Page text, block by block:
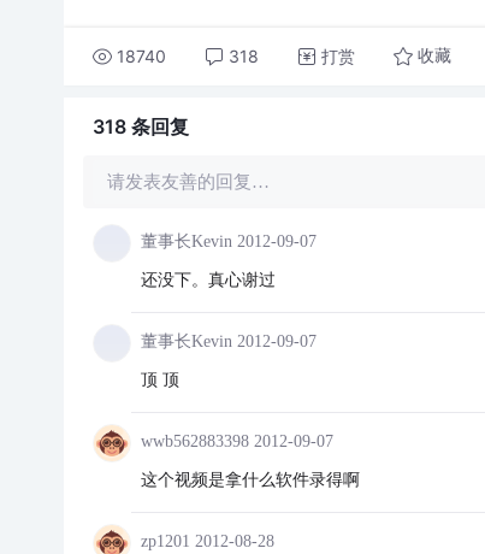
18740 318 打赏 收藏
318 条回复
请发表友善的回复…
董事长Kevin 2012-09-07
还没下。真心谢过
董事长Kevin 2012-09-07
顶 顶
wwb562883398 2012-09-07
这个视频是拿什么软件录得啊
zp1201 2012-08-28